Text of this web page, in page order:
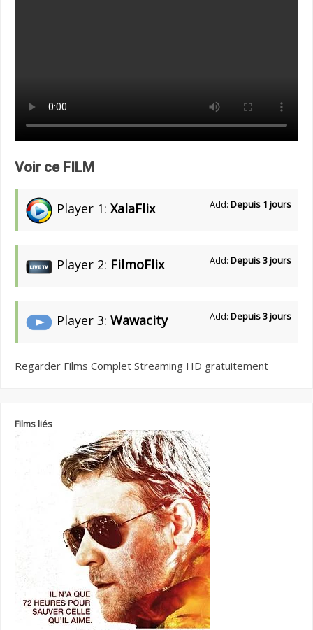
Voir ce FILM
Player 1: XalaFlix Add: Depuis 1 jours
Player 2: FilmoFlix Add: Depuis 3 jours
Player 3: Wawacity Add: Depuis 3 jours
Regarder Films Complet Streaming HD gratuitement
Films liés